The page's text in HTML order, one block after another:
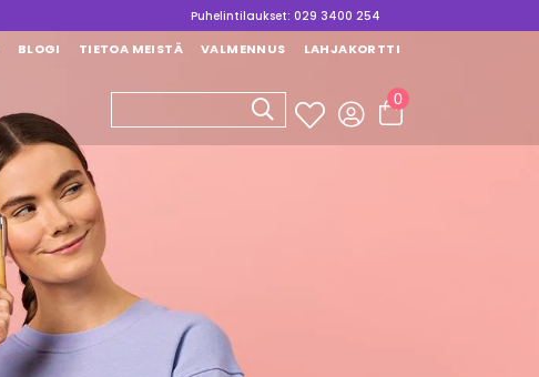
Puhelintilaukset: 029 3400 254
BLOGI TIETOA MEISTÄ VALMENNUS LAHJAKORTTI
0